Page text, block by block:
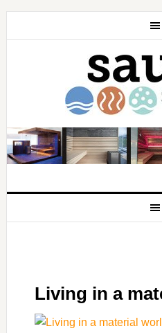
Living in a